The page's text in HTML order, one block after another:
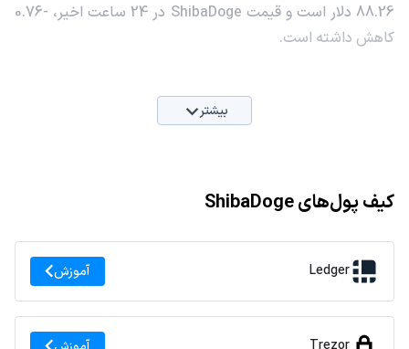
88.26 دلار است و قیمت ShibaDoge در 24 ساعت اخیر، -0.76
کاهش داشته است.
بیشتر
کیف پول‌های ShibaDoge
Ledger آموزش